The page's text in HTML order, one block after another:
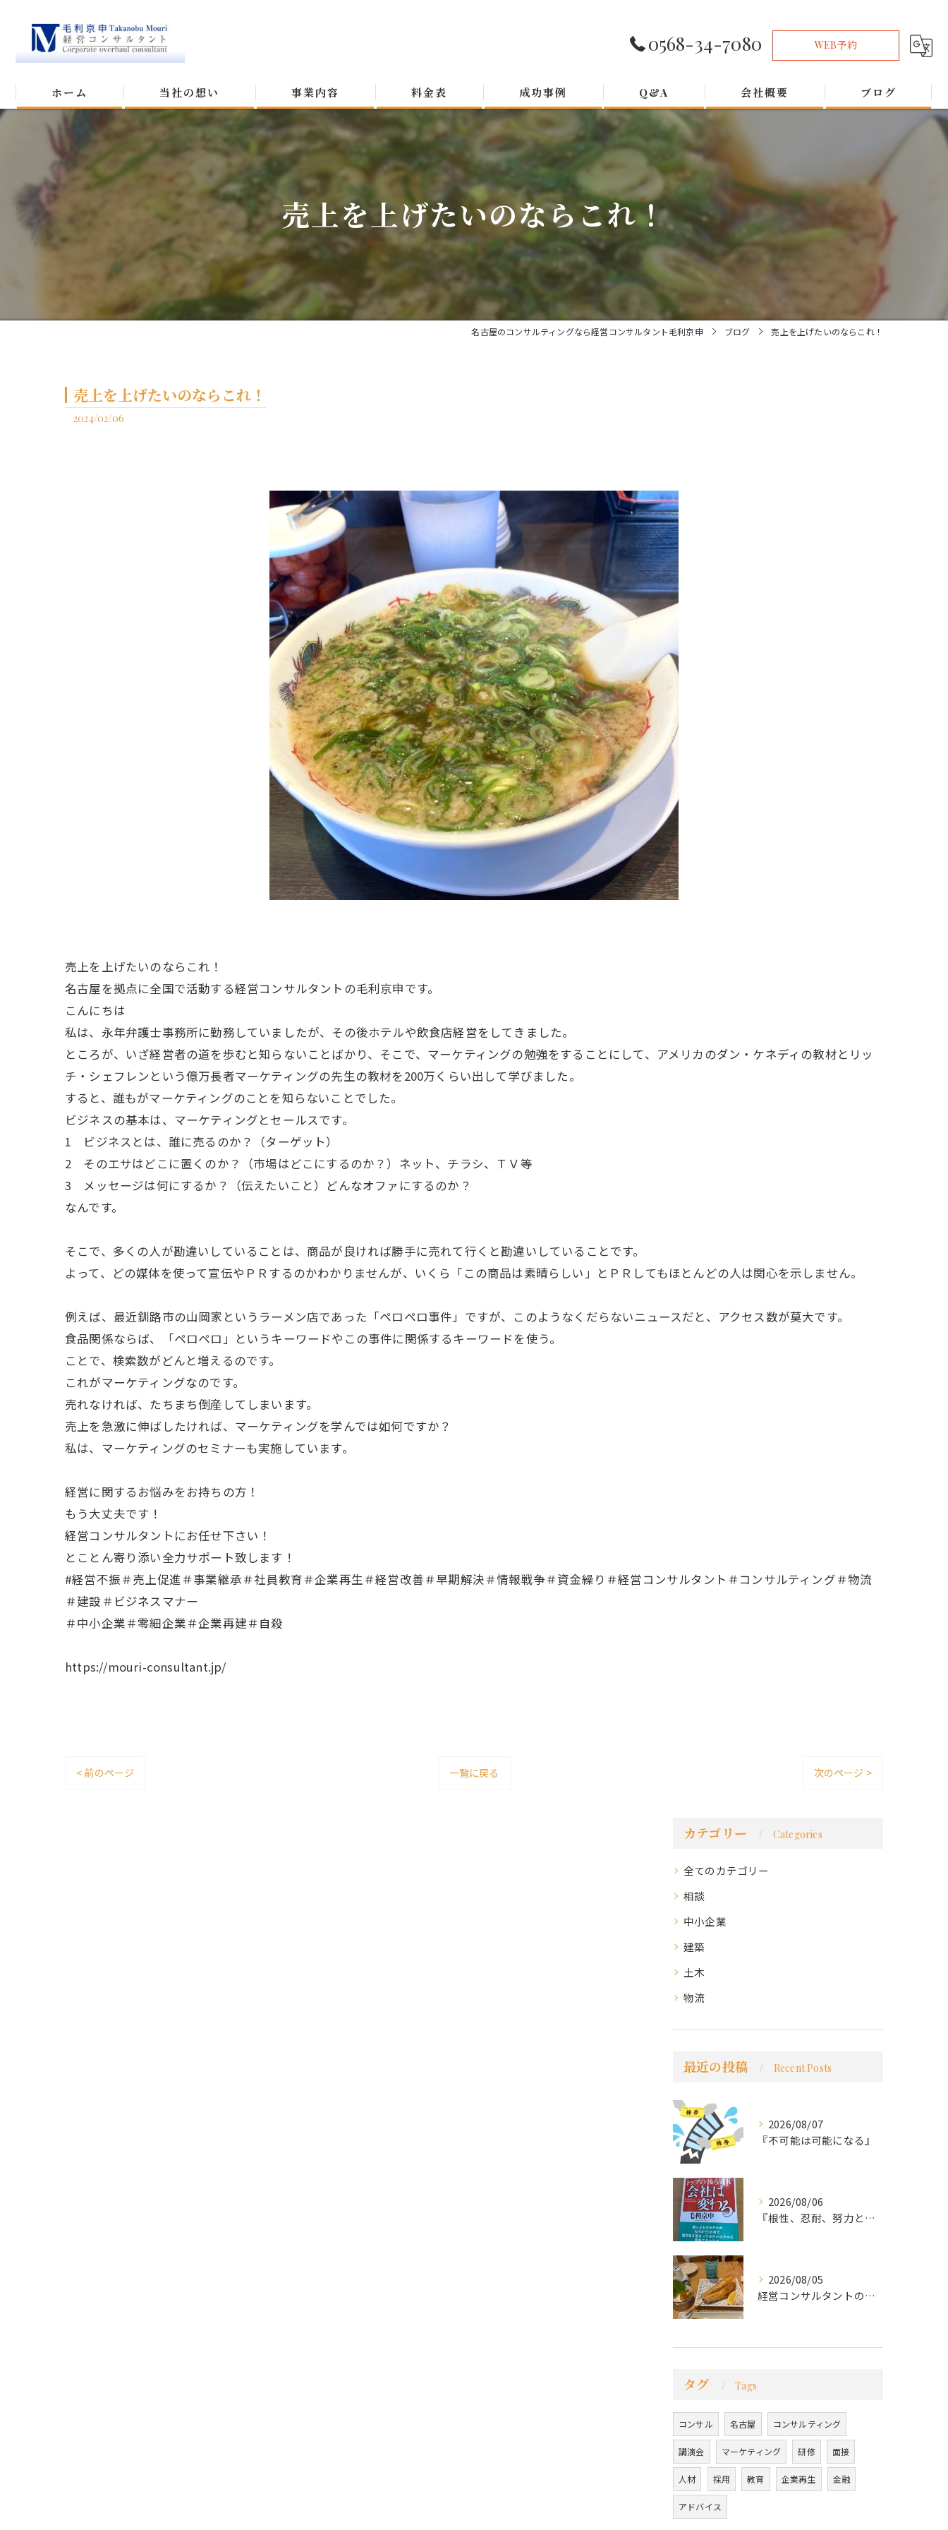
0568-34-7080 WEB予約
ホーム 当社の想い 事業内容 料金表 成功事例 Q&A 会社概要 ブログ
売上を上げたいのならこれ！
名古屋のコンサルティングなら経営コンサルタント毛利京申 ブログ 売上を上げたいのならこれ！
売上を上げたいのならこれ！
2024/02/06
売上を上げたいのならこれ！
名古屋を拠点に全国で活動する経営コンサルタントの毛利京申です。
こんにちは
私は、永年弁護士事務所に勤務していましたが、その後ホテルや飲食店経営をしてきました。
ところが、いざ経営者の道を歩むと知らないことばかり、そこで、マーケティングの勉強をすることにして、アメリカのダン・ケネディの教材とリッ
チ・シェフレンという億万長者マーケティングの先生の教材を200万くらい出して学びました。
すると、誰もがマーケティングのことを知らないことでした。
ビジネスの基本は、マーケティングとセールスです。
1 ビジネスとは、誰に売るのか？（ターゲット）
2 そのエサはどこに置くのか？（市場はどこにするのか？）ネット、チラシ、ＴＶ等
3 メッセージは何にするか？（伝えたいこと）どんなオファにするのか？
なんです。
そこで、多くの人が勘違いしていることは、商品が良ければ勝手に売れて行くと勘違いしていることです。
よって、どの媒体を使って宣伝やＰＲするのかわかりませんが、いくら「この商品は素晴らしい」とＰＲしてもほとんどの人は関心を示しません。
例えば、最近釧路市の山岡家というラーメン店であった「ペロペロ事件」ですが、このようなくだらないニュースだと、アクセス数が莫大です。
食品関係ならば、「ペロペロ」というキーワードやこの事件に関係するキーワードを使う。
ことで、検索数がどんと増えるのです。
これがマーケティングなのです。
売れなければ、たちまち倒産してしまいます。
売上を急激に伸ばしたければ、マーケティングを学んでは如何ですか？
私は、マーケティングのセミナーも実施しています。
経営に関するお悩みをお持ちの方！
もう大丈夫です！
経営コンサルタントにお任せ下さい！
とことん寄り添い全力サポート致します！
#経営不振＃売上促進＃事業継承＃社員教育＃企業再生＃経営改善＃早期解決＃情報戦争＃資金繰り＃経営コンサルタント＃コンサルティング＃物流
＃建設＃ビジネスマナー
＃中小企業＃零細企業＃企業再建＃自殺
https://mouri-consultant.jp/
< 前のページ 一覧に戻る 次のページ >
カテゴリー Categories
全てのカテゴリー
相談
中小企業
建築
土木
物流
最近の投稿 Recent Posts
2026/08/07
『不可能は可能になる』
2026/08/06
『根性、忍耐、努力という言葉は死語なのか』
2026/08/05
経営コンサルタントのモーちゃん・毛利京申です。
タグ Tags
コンサル 名古屋 コンサルティング
講演会 マーケティング 研修 面接
人材 採用 教育 企業再生 金融
アドバイス